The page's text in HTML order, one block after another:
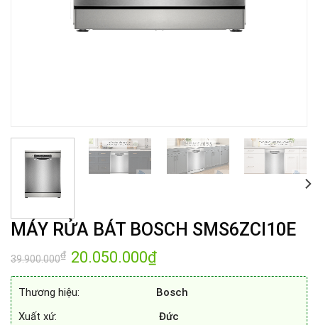
MÁY RỬA BÁT BOSCH SMS6ZCI10E
39.900.000₫ Giá
gốc
là:
20.050.000₫Giá
tại
20.050.000₫.
Thương hiệu:
Bosch
Xuất xứ: Đức